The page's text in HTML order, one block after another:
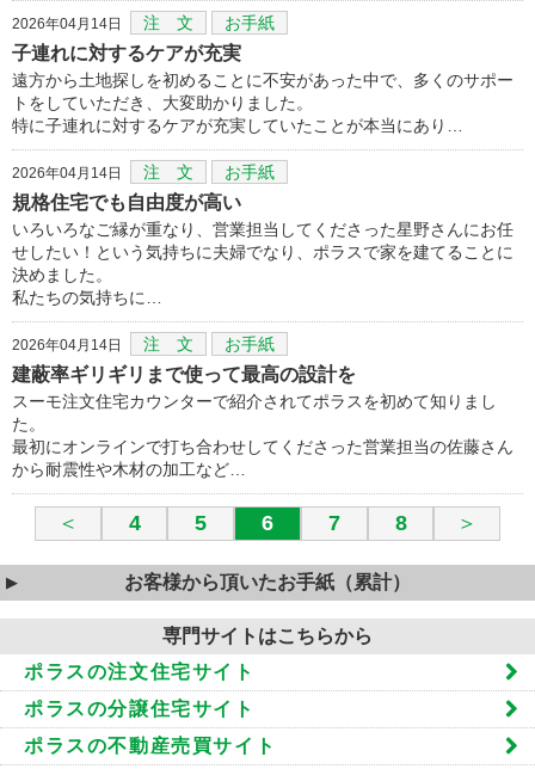
2026年04月14日 注 文 お手紙
子連れに対するケアが充実
遠方から土地探しを初めることに不安があった中で、多くのサポー
トをしていただき、大変助かりました。
特に子連れに対するケアが充実していたことが本当にあり…
2026年04月14日 注 文 お手紙
規格住宅でも自由度が高い
いろいろなご縁が重なり、営業担当してくださった星野さんにお任
せしたい！という気持ちに夫婦でなり、ポラスで家を建てることに
決めました。
私たちの気持ちに…
2026年04月14日 注 文 お手紙
建蔽率ギリギリまで使って最高の設計を
スーモ注文住宅カウンターで紹介されてポラスを初めて知りまし
た。
最初にオンラインで打ち合わせしてくださった営業担当の佐藤さん
から耐震性や木材の加工など…
＜ 4 5 6 7 8 ＞
お客様から頂いたお手紙（累計）
専門サイトはこちらから
ポラスの注文住宅サイト
ポラスの分譲住宅サイト
ポラスの不動産売買サイト